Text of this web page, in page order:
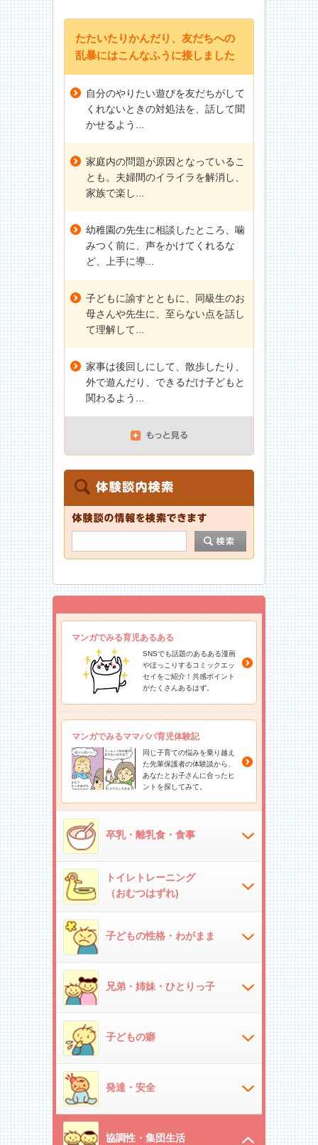
たたいたりかんだり、友だちへの
乱暴にはこんなふうに接しました
自分のやりたい遊びを友だちがして
くれないときの対処法を、話して聞
かせるよう...
家庭内の問題が原因となっているこ
とも。夫婦間のイライラを解消し、
家族で楽し...
幼稚園の先生に相談したところ、噛
みつく前に、声をかけてくれるな
ど、上手に導...
子どもに諭すとともに、同級生のお
母さんや先生に、至らない点を話し
て理解して...
家事は後回しにして、散歩したり、
外で遊んだり、できるだけ子どもと
関わるよう...
マンガでみる育児あるある
SNSでも話題のあるある漫画
やほっこりするコミックエッ
セイをご紹介！共感ポイント
がたくさんあるはず。
マンガでみるママパパ育児体験記
同じ子育ての悩みを乗り越え
た先輩保護者の体験談から、
あなたとお子さんに合ったヒ
ントを探してみて。
卒乳・離乳食・食事
トイレトレーニング
（おむつはずれ)
子どもの性格・わがまま
兄弟・姉妹・ひとりっ子
子どもの癖
発達・安全
協調性・集団生活